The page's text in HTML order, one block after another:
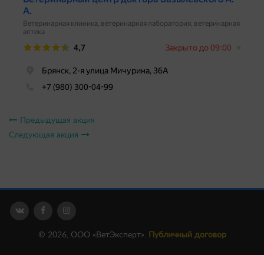
Предыдущая акция
Следующая акция
© 2026, ООО «ВетЭксперт». Публичный договор